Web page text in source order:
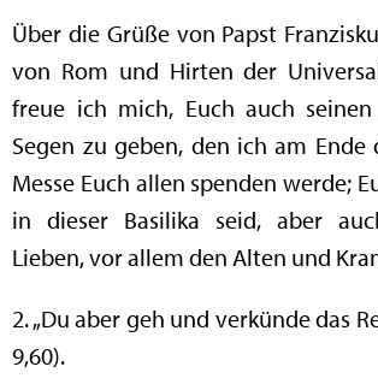
Über die Grüße von Papst
von Rom und Hirten der
freue ich mich, Euch auch seinen
Segen zu geben, den ich am Ende
Messe Euch allen spenden werde;
in dieser Basilika seid, aber
Lieben, vor allem den Alten und
2. „Du aber geh und verkünde das
9,60).